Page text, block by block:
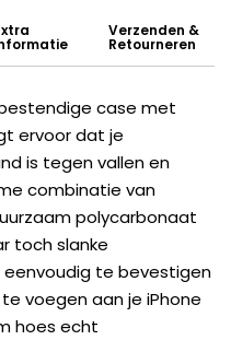
Verzenden &
Retourneren
case met
ervoor dat je
is tegen vallen en
combinatie van
polycarbonaat
toch slanke
eenvoudig te bevestigen
voegen aan je iPhone
hoes echt